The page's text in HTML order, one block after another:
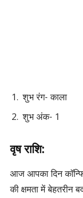
शुभ रंग- काला
शुभ अंक- 1
वृष राशि:
आज आपका दिन
की क्षमता में बेहतरीन